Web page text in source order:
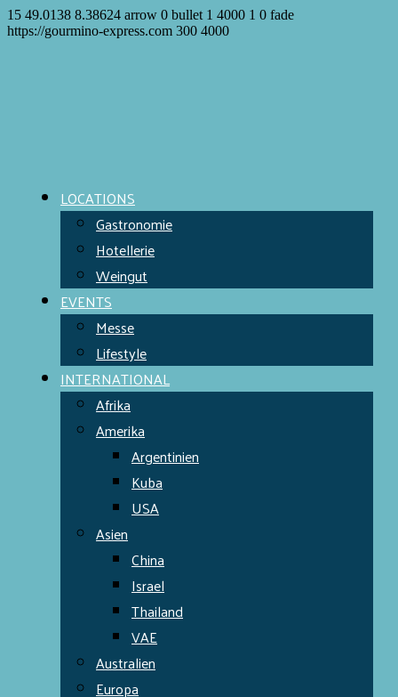
15 49.0138 8.38624 arrow 0 bullet 1 4000 1 0 fade
https://gourmino-express.com 300 4000
LOCATIONS
Gastronomie
Hotellerie
Weingut
EVENTS
Messe
Lifestyle
INTERNATIONAL
Afrika
Amerika
Argentinien
Kuba
USA
Asien
China
Israel
Thailand
VAE
Australien
Europa